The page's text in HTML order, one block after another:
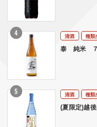
清酒 種類
泰 純米 ７
清酒 種類
(夏限定)越